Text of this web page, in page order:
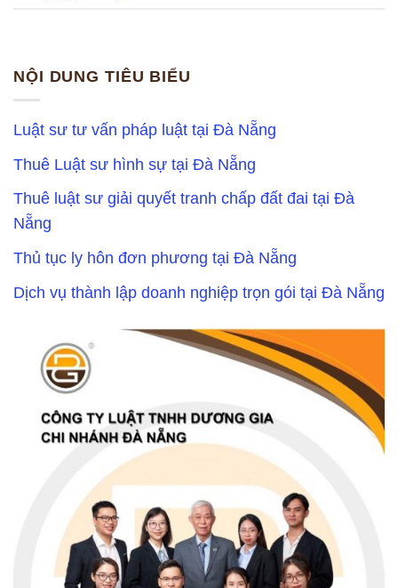
NỘI DUNG TIÊU BIỂU
Luật sư tư vấn pháp luật tại Đà Nẵng
Thuê Luật sư hình sự tại Đà Nẵng
Thuê luật sư giải quyết tranh chấp đất đai tại Đà
Nẵng
Thủ tục ly hôn đơn phương tại Đà Nẵng
Dịch vụ thành lập doanh nghiệp trọn gói tại Đà Nẵng